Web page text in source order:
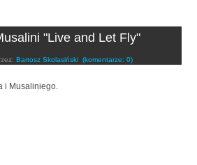
"Live and Let Fly"
Bartosz Skolasiński (komentarze: 0)
i Musaliniego.